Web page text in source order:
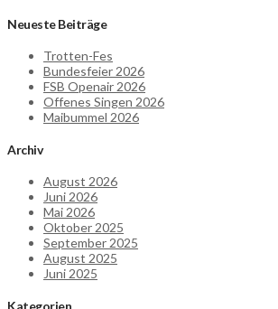
Neueste Beiträge
Trotten-Fes
Bundesfeier 2026
FSB Openair 2026
Offenes Singen 2026
Maibummel 2026
Archiv
August 2026
Juni 2026
Mai 2026
Oktober 2025
September 2025
August 2025
Juni 2025
Kategorien